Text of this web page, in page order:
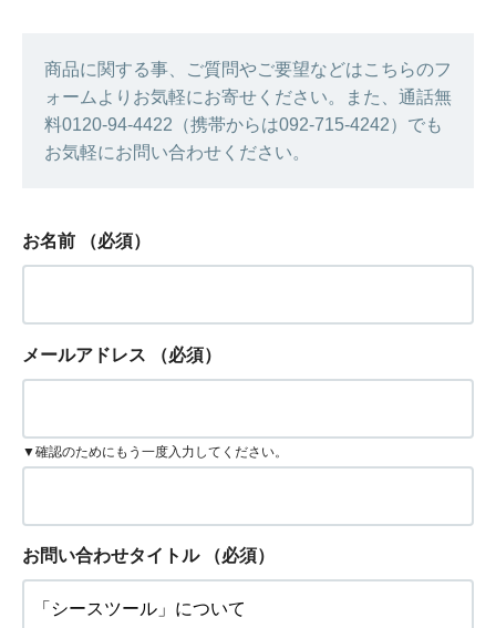
商品に関する事、ご質問やご要望などはこちらのフ
ォームよりお気軽にお寄せください。また、通話無
料0120-94-4422（携帯からは092-715-4242）でも
お気軽にお問い合わせください。
お名前 （必須）
メールアドレス （必須）
▼確認のためにもう一度入力してください。
お問い合わせタイトル （必須）